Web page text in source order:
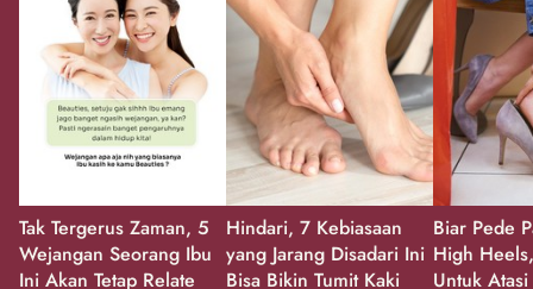
Tak Tergerus Zaman, 5
Wejangan Seorang Ibu
Ini Akan Tetap Relate
Hindari, 7 Kebiasaan
yang Jarang Disadari Ini
Bisa Bikin Tumit Kaki
Biar Pede
High
Untuk